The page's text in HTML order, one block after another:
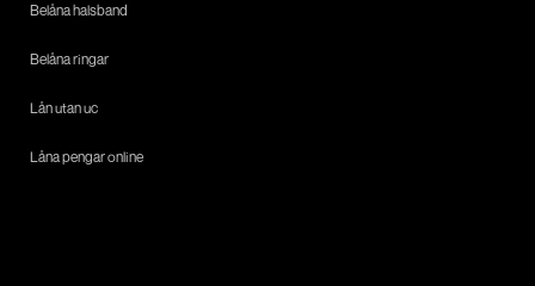
Belåna halsband
Belåna ringar
Lån utan uc
Låna pengar online